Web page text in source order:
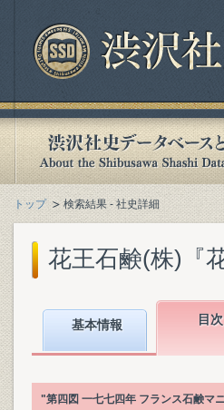
トップ 検索結果 - 社史詳細
花王石鹸(株)『
基本情報 目次
"第四図 一七七四年 フランス石鹸マ